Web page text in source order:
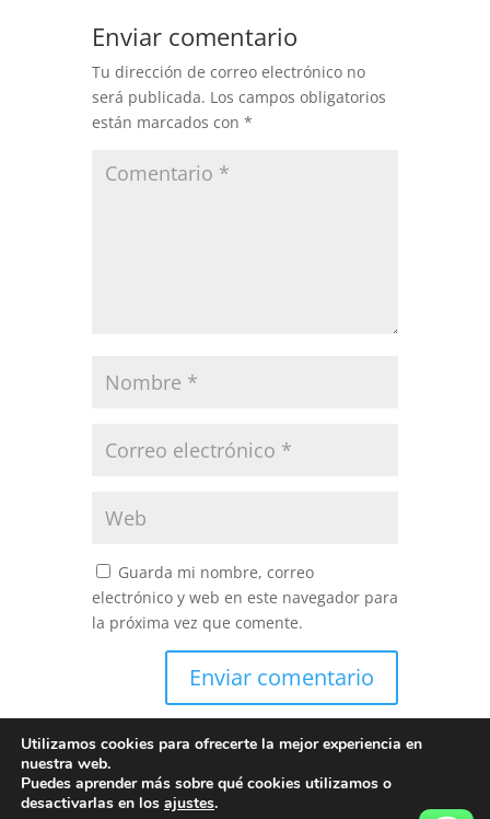
Enviar comentario
Tu dirección de correo electrónico no
será publicada. Los campos obligatorios
están marcados con *
Guarda mi nombre, correo
electrónico y web en este navegador para
la próxima vez que comente.
Utilizamos cookies para ofrecerte la mejor experiencia en
nuestra web.
Puedes aprender más sobre qué cookies utilizamos o
desactivarlas en los ajustes.